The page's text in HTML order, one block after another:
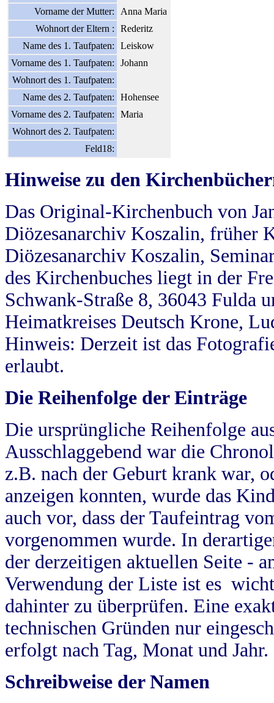
Vorname der Mutter:
Anna Maria
Wohnort der Eltern :
Rederitz
Name des 1. Taufpaten:
Leiskow
Vorname des 1. Taufpaten:
Johann
Wohnort des 1. Taufpaten:
Name des 2. Taufpaten:
Hohensee
Vorname des 2. Taufpaten:
Maria
Wohnort des 2. Taufpaten:
Feld18:
Hinweise zu den
Das Original-Kirchenbuch von
Diözesanarchiv Koszalin, früher
Diözesanarchiv Koszalin,
des Kirchenbuches liegt in der
Schwank-Straße 8, 36043 Fulda
Heimatkreises Deutsch Krone,
Hinweis: Derzeit ist das
erlaubt.
Die Reihenfolge der Einträge
Die ursprüngliche Reihenfolge
Ausschlaggebend war die
z.B. nach der Geburt krank war,
anzeigen konnten, wurde das
auch vor, dass der Taufeintrag
vorgenommen wurde. In
der derzeitigen aktuellen Seite -
Verwendung der Liste ist es
dahinter zu überprüfen. Eine
technischen Gründen nur
erfolgt nach Tag, Monat und Jahr.
Schreibweise der Namen